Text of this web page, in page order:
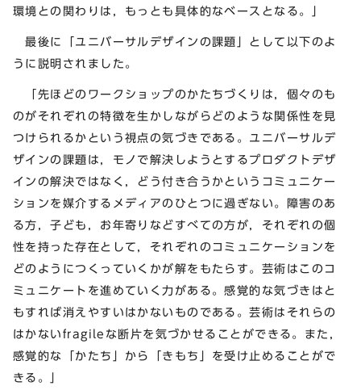
環境との関わりは，もっとも具体的なベースとなる。」
最後に「ユニバーサルデザインの課題」として以下のよ
うに説明されました。
「先ほどのワークショップのかたちづくりは，個々のも
のがそれぞれの特徴を生かしながらどのような関係性を見
つけられるかという視点の気づきである。ユニバーサルデ
ザインの課題は，モノで解決しようとするプロダクトデザ
インの解決ではなく，どう付き合うかというコミュニケー
ションを媒介するメディアのひとつに過ぎない。障害のあ
る方，子ども，お年寄りなどすべての方が，それぞれの個
性を持った存在として，それぞれのコミュニケーションを
どのようにつくっていくかが解をもたらす。芸術はこのコ
ミュニケートを進めていく力がある。感覚的な気づきはと
もすれば消えやすいはかないものである。芸術はそれらの
はかないfragileな断片を気づかせることができる。また，
感覚的な「かたち」から「きもち」を受け止めることがで
きる。」